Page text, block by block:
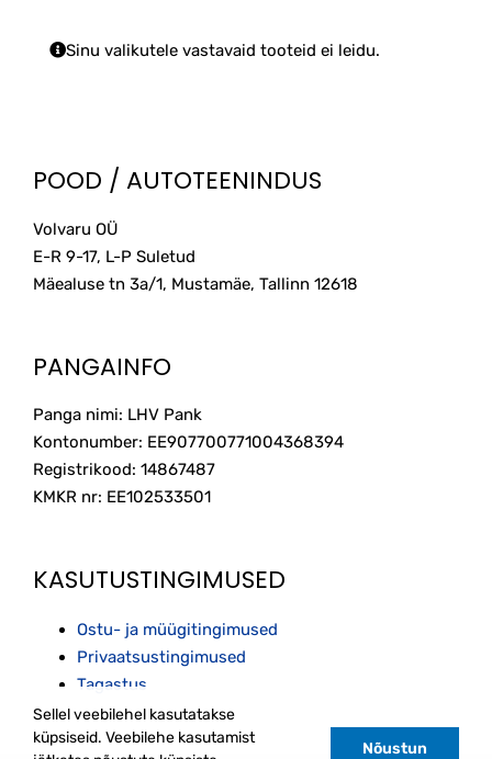
Sinu valikutele vastavaid tooteid ei leidu.
POOD / AUTOTEENINDUS
Volvaru OÜ
E-R 9-17, L-P Suletud
Mäealuse tn 3a/1, Mustamäe, Tallinn 12618
PANGAINFO
Panga nimi: LHV Pank
Kontonumber: EE907700771004368394
Registrikood: 14867487
KMKR nr: EE102533501
KASUTUSTINGIMUSED
Ostu- ja müügitingimused
Privaatsustingimused
Tagastus
Sellel veebilehel kasutatakse
küpsiseid. Veebilehe kasutamist
Nõustun